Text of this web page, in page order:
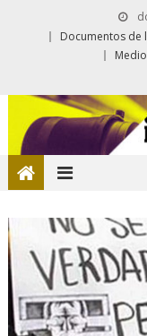
Documentos de